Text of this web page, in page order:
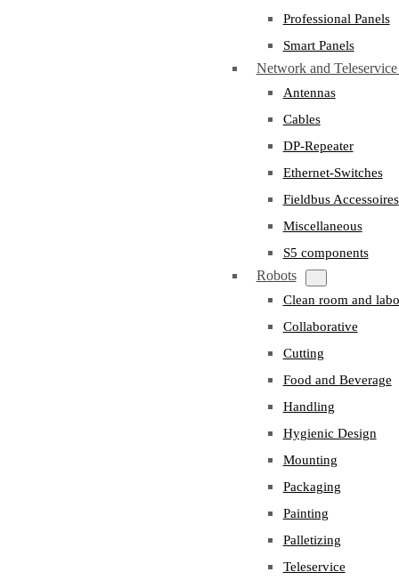
Professional Panels
Smart Panels
Network and
Antennas
Cables
DP-Repeater
Ethernet-Switches
Fieldbus Accessoires
Miscellaneous
S5 components
Robots
Clean room and
Collaborative
Cutting
Food and Beverage
Handling
Hygienic Design
Mounting
Packaging
Painting
Palletizing
Teleservice